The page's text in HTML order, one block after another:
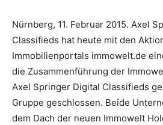
Nürnberg, 11. Februar 2015. Axel
Classifieds hat heute mit den
Immobilienportals immowelt.de
die Zusammenführung der
Axel Springer Digital Classifieds
Gruppe geschlossen. Beide
dem Dach der neuen Immowelt